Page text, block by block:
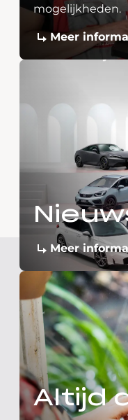
mogelijkheden.
Meer
Meer
Altijd